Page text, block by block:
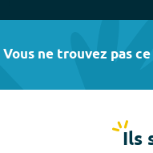
Vous ne trouvez pas
Ils